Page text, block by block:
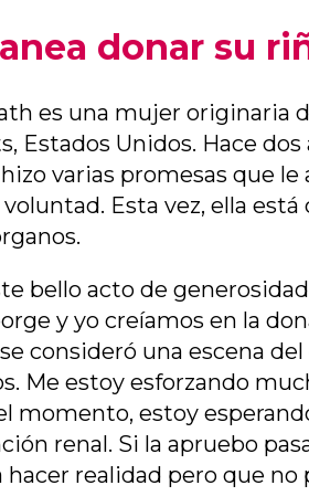
donar su
es una mujer originaria
Estados Unidos. Hace
varias promesas que
Esta vez, ella
bello acto de
y yo creíamos en la
consideró una escena
Me estoy esforzando
momento, estoy
renal. Si la apruebo
hacer realidad pero que no